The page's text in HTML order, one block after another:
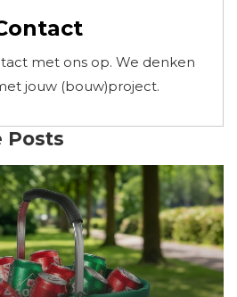
met ons op. We denken
jouw (bouw)project.
Posts